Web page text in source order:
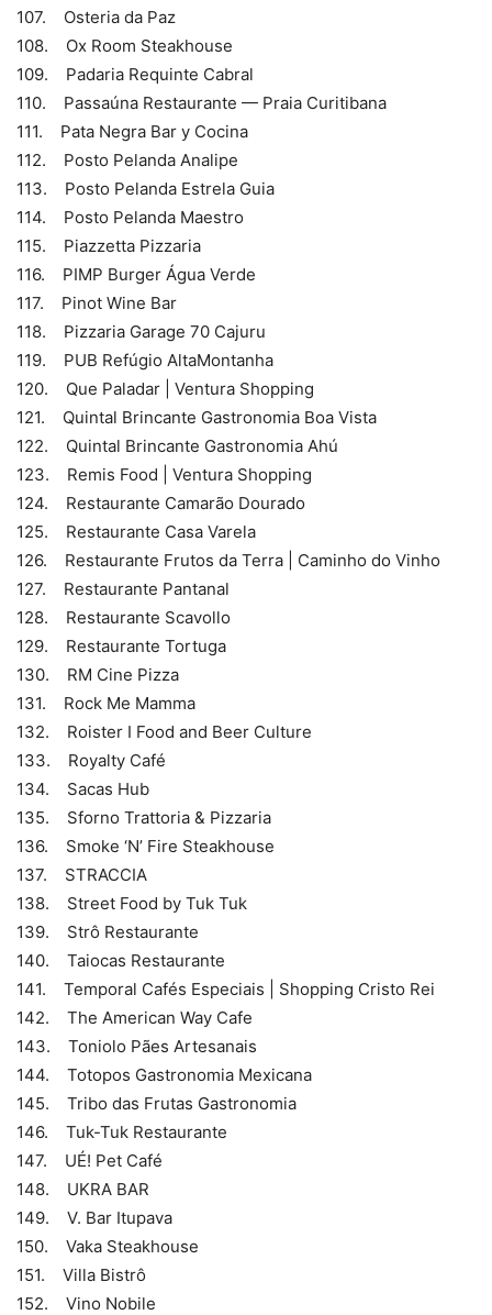
107. Osteria da Paz
108. Ox Room Steakhouse
109. Padaria Requinte Cabral
110. Passaúna Restaurante — Praia Curitibana
111. Pata Negra Bar y Cocina
112. Posto Pelanda Analipe
113. Posto Pelanda Estrela Guia
114. Posto Pelanda Maestro
115. Piazzetta Pizzaria
116. PIMP Burger Água Verde
117. Pinot Wine Bar
118. Pizzaria Garage 70 Cajuru
119. PUB Refúgio AltaMontanha
120. Que Paladar | Ventura Shopping
121. Quintal Brincante Gastronomia Boa Vista
122. Quintal Brincante Gastronomia Ahú
123. Remis Food | Ventura Shopping
124. Restaurante Camarão Dourado
125. Restaurante Casa Varela
126. Restaurante Frutos da Terra | Caminho do Vinho
127. Restaurante Pantanal
128. Restaurante Scavollo
129. Restaurante Tortuga
130. RM Cine Pizza
131. Rock Me Mamma
132. Roister I Food and Beer Culture
133. Royalty Café
134. Sacas Hub
135. Sforno Trattoria & Pizzaria
136. Smoke ‘N’ Fire Steakhouse
137. STRACCIA
138. Street Food by Tuk Tuk
139. Strô Restaurante
140. Taiocas Restaurante
141. Temporal Cafés Especiais | Shopping Cristo Rei
142. The American Way Cafe
143. Toniolo Pães Artesanais
144. Totopos Gastronomia Mexicana
145. Tribo das Frutas Gastronomia
146. Tuk-Tuk Restaurante
147. UÉ! Pet Café
148. UKRA BAR
149. V. Bar Itupava
150. Vaka Steakhouse
151. Villa Bistrô
152. Vino Nobile